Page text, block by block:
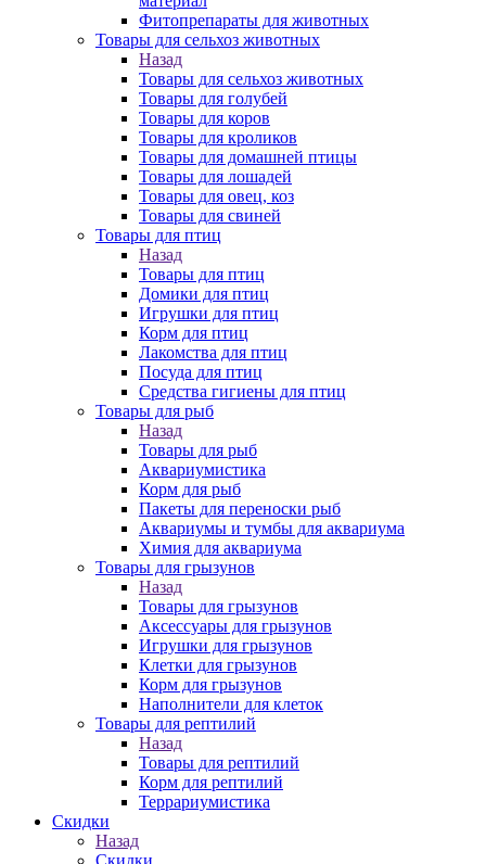
Фитопрепараты для животных
Товары для сельхоз животных
Назад
Товары для сельхоз животных
Товары для голубей
Товары для коров
Товары для кроликов
Товары для домашней птицы
Товары для лошадей
Товары для овец, коз
Товары для свиней
Товары для птиц
Назад
Товары для птиц
Домики для птиц
Игрушки для птиц
Корм для птиц
Лакомства для птиц
Посуда для птиц
Средства гигиены для птиц
Товары для рыб
Назад
Товары для рыб
Аквариумистика
Корм для рыб
Пакеты для переноски рыб
Аквариумы и тумбы для аквариума
Химия для аквариума
Товары для грызунов
Назад
Товары для грызунов
Аксессуары для грызунов
Игрушки для грызунов
Клетки для грызунов
Корм для грызунов
Наполнители для клеток
Товары для рептилий
Назад
Товары для рептилий
Корм для рептилий
Террариумистика
Скидки
Назад
Скидки